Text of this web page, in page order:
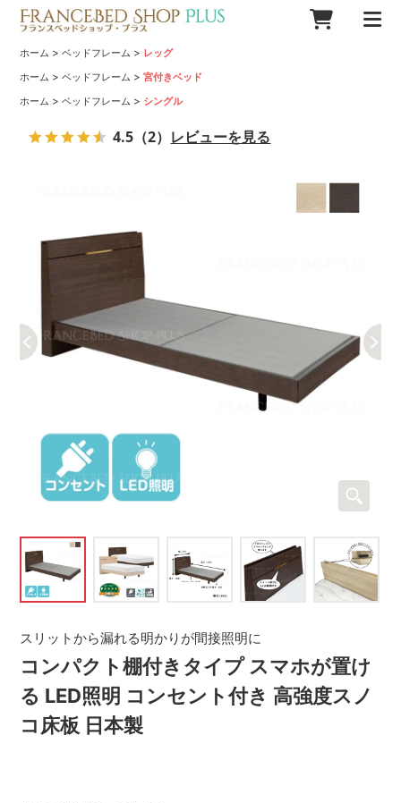
ホーム >ベッドフレーム > レッグ
ホーム >ベッドフレーム >宮付きベッド
ホーム >ベッドフレーム > シングル
コンパクト棚付きタイプ スマホが置け
る LED照明 コンセント付き 高強度スノ
コ床板 日本製
スリットから漏れる明かりが間接照明に
4.5 （2） レビューを見る